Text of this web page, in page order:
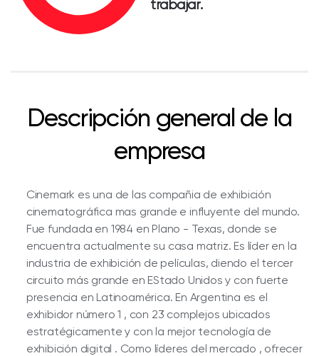
trabajar.
Descripción general de la
empresa
Cinemark es una de las compañia de exhibición
cinematográfica mas grande e influyente del mundo.
Fue fundada en 1984 en Plano - Texas, donde se
encuentra actualmente su casa matriz. Es líder en la
industria de exhibición de películas, diendo el tercer
circuito más grande en EStado Unidos y con fuerte
presencia en Latinoamérica. En Argentina es el
exhibidor número 1 , con 23 complejos ubicados
estratégicamente y con la mejor tecnología de
exhibición digital . Como líderes del mercado , ofrecer